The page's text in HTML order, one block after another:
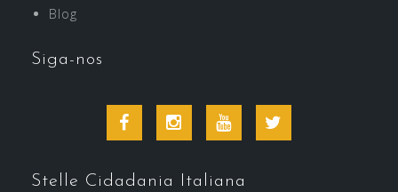
Blog
Siga-nos
Facebook InstagramYoutube
Stelle Cidadania Italiana